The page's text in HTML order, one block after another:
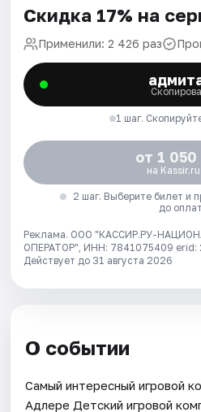
Скидка 17% на
Применили: 2 426 раз
1 шаг.
от 1 050
на Kassir.ru
2 шаг. Выберите билет и
до
Реклама. ООО "КАССИР.РУ-
ОПЕРАТОР", ИНН: 7841075409 erid:
Действует до 31 августа 2026
О событии
Самый интересный игровой
Адлере Детский игровой